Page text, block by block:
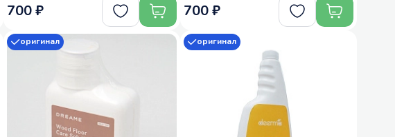
700 ₽ 700 ₽
оригинал оригинал